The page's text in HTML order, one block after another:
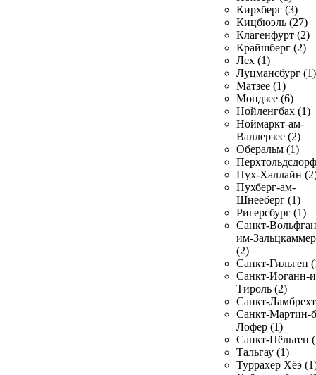
Кирхберг (3)
Кицбюэль (27)
Клагенфурт (2)
Крайшберг (2)
Лех (1)
Луцмансбург (1)
Матзее (1)
Мондзее (6)
Нойленгбах (1)
Ноймаркт-ам-
Валлерзее (2)
Оберальм (1)
Пух-Халлайн
Пухберг-ам-
Шнееберг (1)
Ригерсбург (1)
Санкт-
им-
(2)
Санкт-Гильген
Санкт-Иоганн-
Тироль (2)
Санкт-
Санкт-Мартин-
Лофер (1)
Санкт-Пёльтен
Тальгау (1)
Туррахер Хёэ